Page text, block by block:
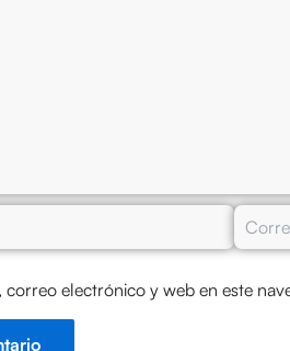
Correo
electrónico y web en este